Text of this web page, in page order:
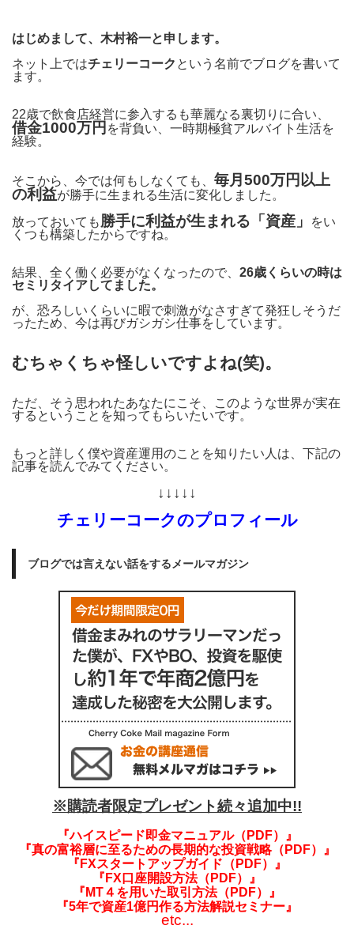
はじめまして、木村裕一と申します。
ネット上ではチェリーコーク という名前でブログを書いて
ます。
22歳で飲食店経営に参入するも華麗なる裏切りに合い、
借金1000万円 を背負い、一時期極貧アルバイト生活を
経験。
そこから、今では何もしなくても、 毎月500万円以上
の利益が勝手に生まれる生活に変化しました。
放っておいても 勝手に利益が生まれる「資産」
をい
くつも構築したからですね。
結果、全く働く必要がなくなったので、 26歳くらいの時は
セミリタイアしてました。
が、恐ろしいくらいに暇で刺激がなさすぎて発狂しそうだ
ったため、今は再びガシガシ仕事をしています。
むちゃくちゃ怪しいですよね(笑)。
ただ、そう思われたあなたにこそ、このような世界が実在
するということを知ってもらいたいです。
もっと詳しく僕や資産運用のことを知りたい人は、下記の
記事を読んでみてください。
↓↓↓↓↓
チェリーコークのプロフィール
ブログでは言えない話をするメールマガジン
※購読者限定プレゼント続々追加中!!
『ハイスピード即金マニュアル（PDF）』
『真の富裕層に至るための長期的な投資戦略（PDF）』
『FXスタートアップガイド（PDF）』
『FX口座開設方法（PDF）』
『MT４を用いた取引方法（PDF）』
『5年で資産1億円作る方法解説セミナー』
etc...